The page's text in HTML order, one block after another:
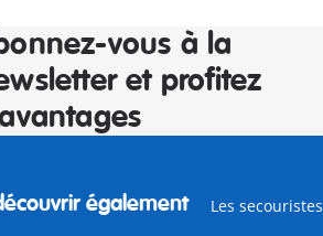
vous à la
et profitez
également Les secouristes